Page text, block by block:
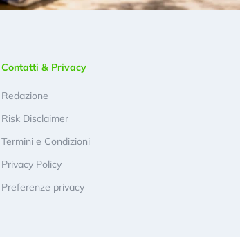
Contatti & Privacy
Redazione
Risk Disclaimer
Termini e Condizioni
Privacy Policy
Preferenze privacy